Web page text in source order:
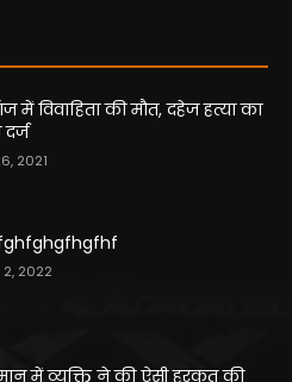
में विवाहिता की मौत, दहेज हत्या का
2021
2022
में व्यक्ति ने की ऐसी हरकत की